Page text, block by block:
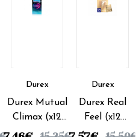
Durex
Durex Mutual
Climax (x12
preservativos)
Durex
Durex Real
Feel (x12
preservativos)